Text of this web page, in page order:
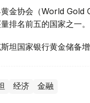
黄金协会（World
排名前五的国家之一。
坦国家银行黄金储备增
经济 金融